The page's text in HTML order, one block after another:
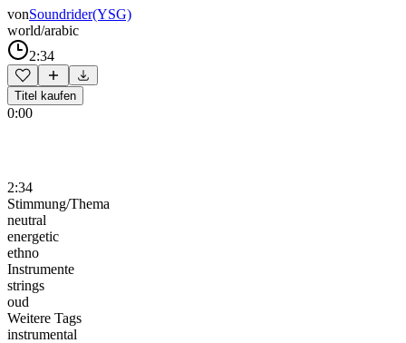
vonSoundrider(YSG)
world/arabic
2:34
Titel kaufen
0:00
2:34
Stimmung/Thema
neutral
energetic
ethno
Instrumente
strings
oud
Weitere Tags
instrumental